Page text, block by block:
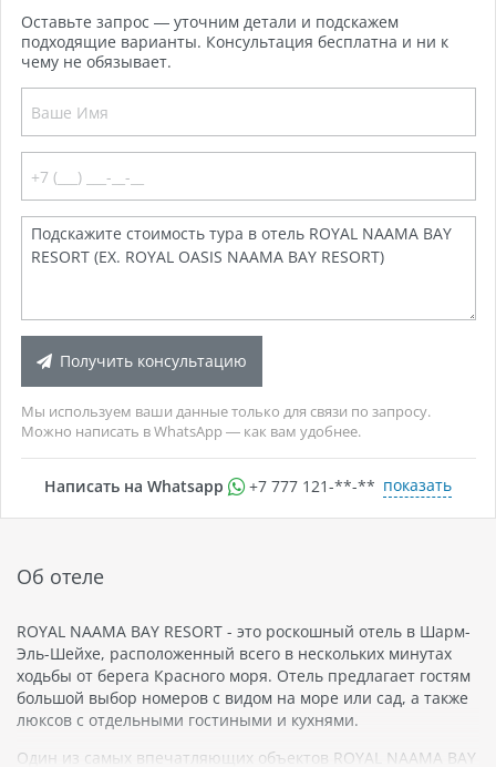
Оставьте запрос — уточним детали и подскажем
подходящие варианты. Консультация бесплатна и ни к
чему не обязывает.
Получить консультацию
Мы используем ваши данные только для связи по запросу.
Можно написать в WhatsApp — как вам удобнее.
Написать на Whatsapp +7 777 121-**-** показать
Об отеле
ROYAL NAAMA BAY RESORT - это роскошный отель в Шарм-
Эль-Шейхе, расположенный всего в нескольких минутах
ходьбы от берега Красного моря. Отель предлагает гостям
большой выбор номеров с видом на море или сад, а также
люксов с отдельными гостиными и кухнями.
Один из самых впечатляющих объектов ROYAL NAAMA BAY